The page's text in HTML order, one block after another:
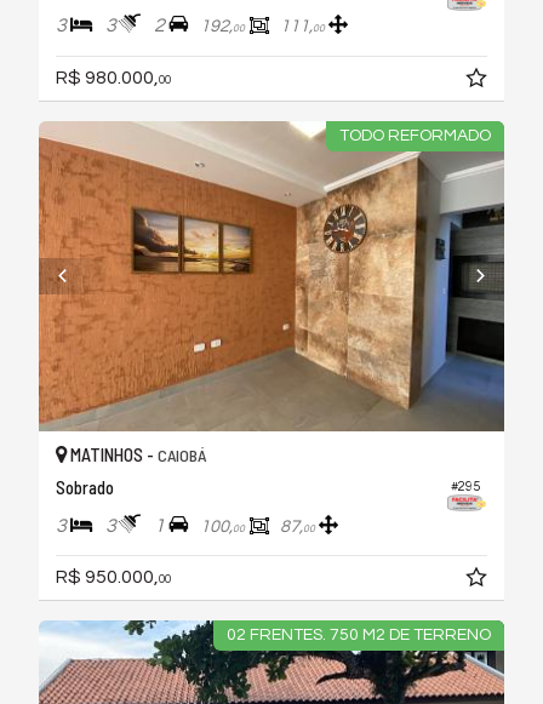
3 3 2 192,00 111,00
R$ 980.000, 00
TODO REFORMADO
#295
MATINHOS - CAIOBÁ
Sobrado
3 3 1 100,00 87,00
R$ 950.000,00
02 FRENTES. 750 M2 DE TERRENO